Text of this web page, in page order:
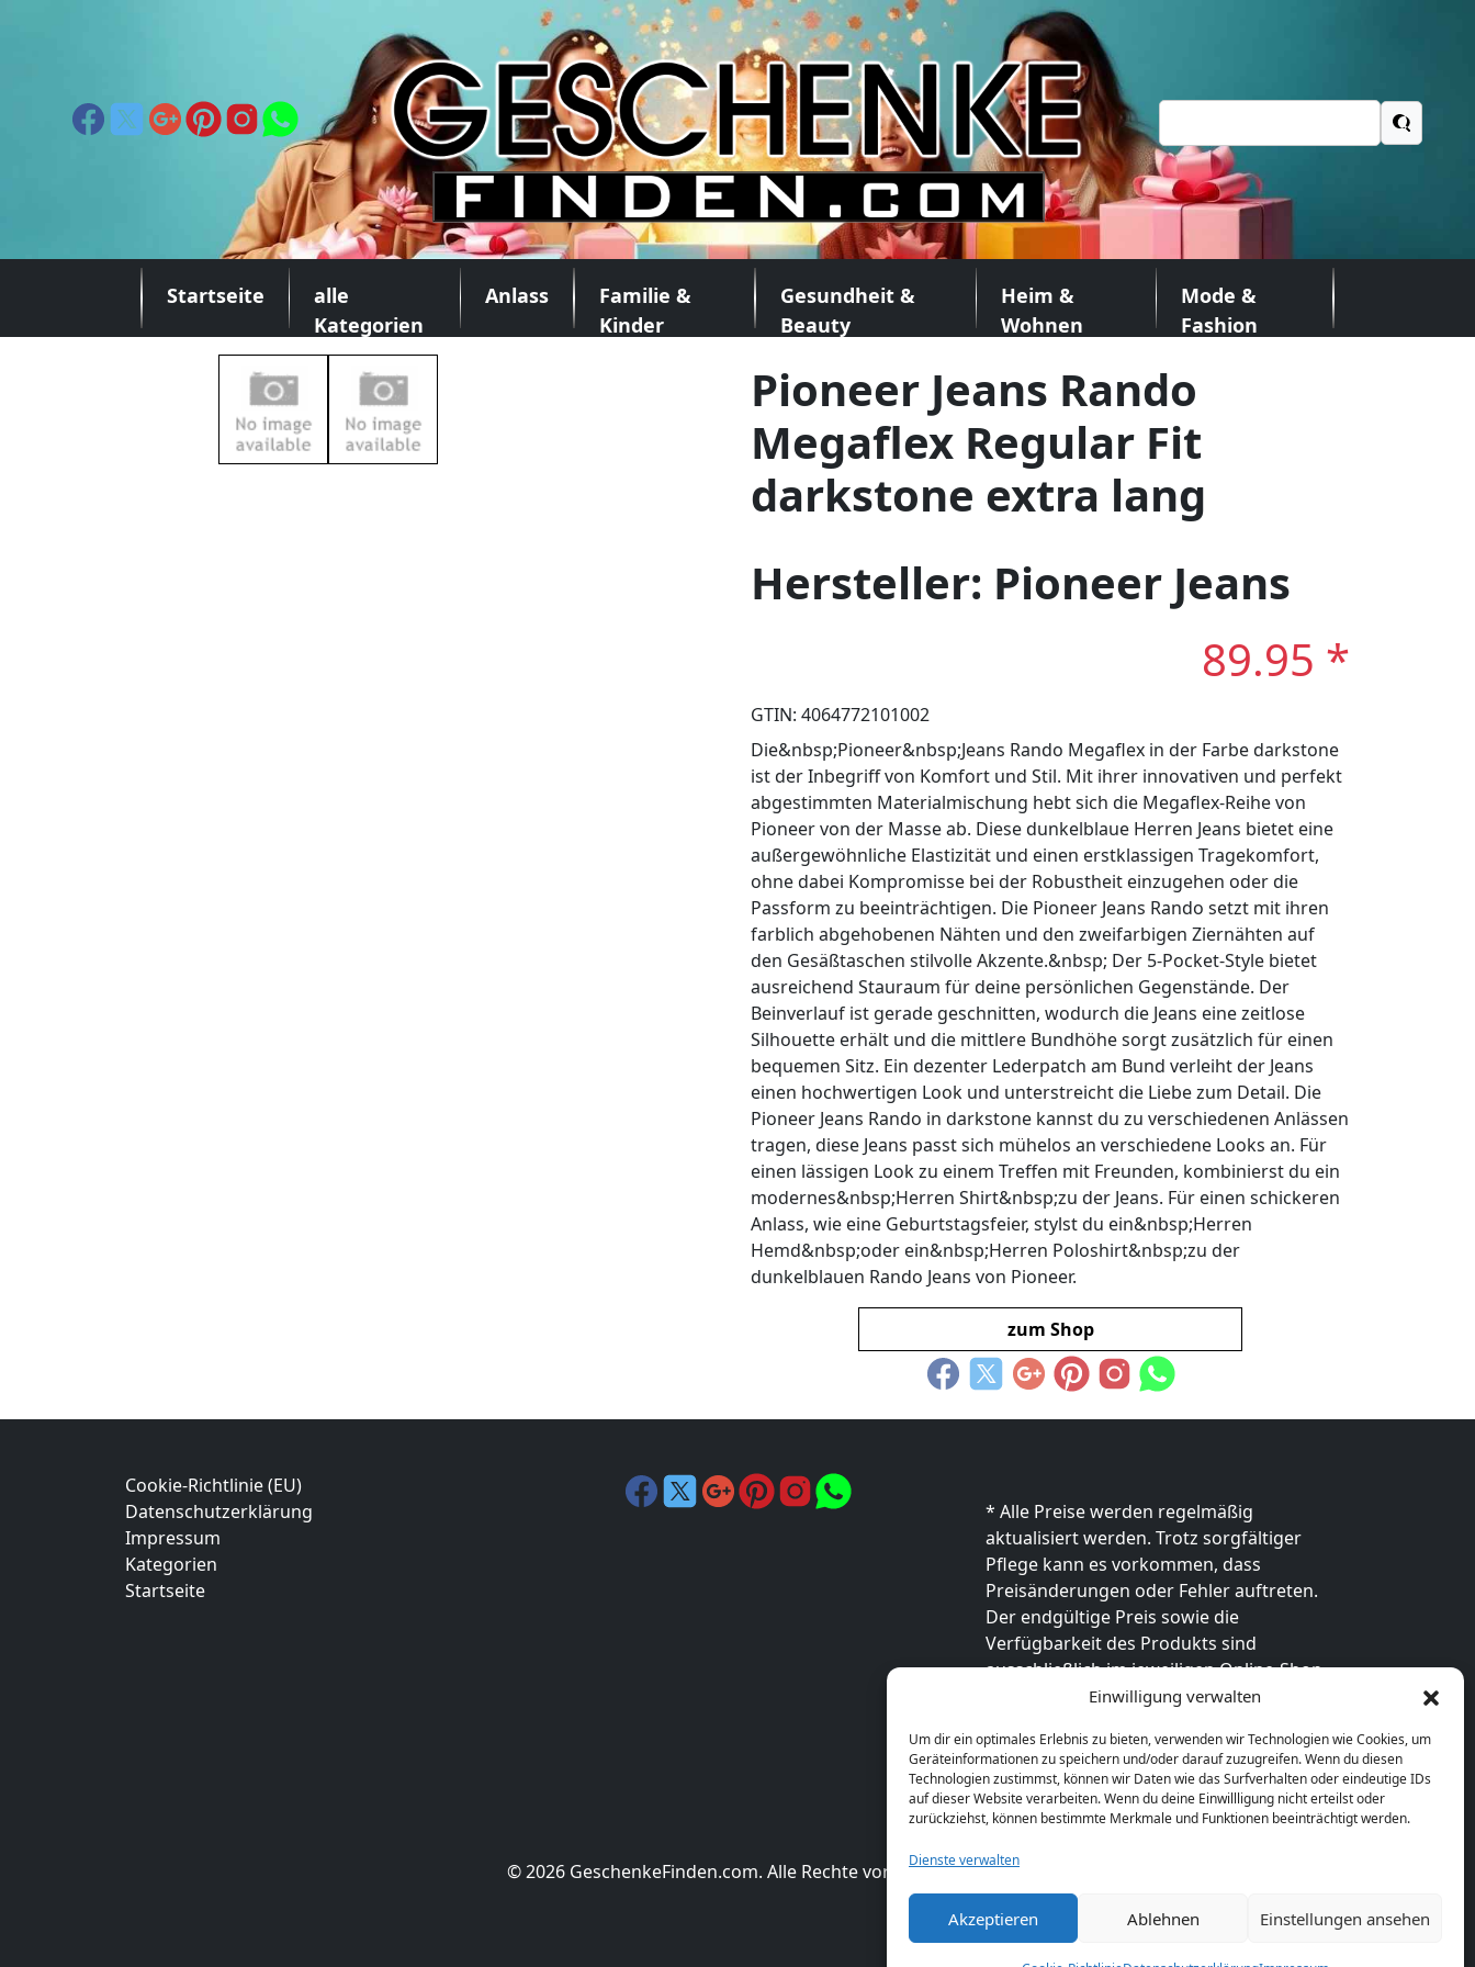
Einwilligung verwalten
Um dir ein optimales Erlebnis zu bieten, verwenden wir Technologien wie Cookies, um
Geräteinformationen zu speichern und/oder darauf zuzugreifen. Wenn du diesen
Technologien zustimmst, können wir Daten wie das Surfverhalten oder eindeutige IDs
auf dieser Website verarbeiten. Wenn du deine Einwillligung nicht erteilst oder
zurückziehst, können bestimmte Merkmale und Funktionen beeinträchtigt werden.
Dienste verwalten
Akzeptieren Ablehnen Einstellungen ansehen
nach:
Startseite
alle
Kategorien
Anlass
Familie &
Kinder
Gesundheit &
Beauty
Heim &
Wohnen
Mode &
Fashion
Pioneer Jeans Rando
Megaflex Regular Fit
darkstone extra lang
Hersteller: Pioneer Jeans
89.95 *
GTIN: 4064772101002
Die&nbsp;Pioneer&nbsp;Jeans Rando Megaflex in der Farbe darkstone
ist der Inbegriff von Komfort und Stil. Mit ihrer innovativen und perfekt
abgestimmten Materialmischung hebt sich die Megaflex-Reihe von
Pioneer von der Masse ab. Diese dunkelblaue Herren Jeans bietet eine
außergewöhnliche Elastizität und einen erstklassigen Tragekomfort,
ohne dabei Kompromisse bei der Robustheit einzugehen oder die
Passform zu beeinträchtigen. Die Pioneer Jeans Rando setzt mit ihren
farblich abgehobenen Nähten und den zweifarbigen Ziernähten auf
den Gesäßtaschen stilvolle Akzente.&nbsp; Der 5-Pocket-Style bietet
ausreichend Stauraum für deine persönlichen Gegenstände. Der
Beinverlauf ist gerade geschnitten, wodurch die Jeans eine zeitlose
Silhouette erhält und die mittlere Bundhöhe sorgt zusätzlich für einen
bequemen Sitz. Ein dezenter Lederpatch am Bund verleiht der Jeans
einen hochwertigen Look und unterstreicht die Liebe zum Detail. Die
Pioneer Jeans Rando in darkstone kannst du zu verschiedenen Anlässen
tragen, diese Jeans passt sich mühelos an verschiedene Looks an. Für
einen lässigen Look zu einem Treffen mit Freunden, kombinierst du ein
modernes&nbsp;Herren Shirt&nbsp;zu der Jeans. Für einen schickeren
Anlass, wie eine Geburtstagsfeier, stylst du ein&nbsp;Herren
Hemd&nbsp;oder ein&nbsp;Herren Poloshirt&nbsp;zu der
dunkelblauen Rando Jeans von Pioneer.
zum Shop
Cookie-Richtlinie (EU)
Datenschutzerklärung
Impressum
Kategorien
Startseite
* Alle Preise werden regelmäßig
aktualisiert werden. Trotz sorgfältiger
Pflege kann es vorkommen, dass
Preisänderungen oder Fehler auftreten.
Der endgültige Preis sowie die
Verfügbarkeit des Produkts sind
ausschließlich im jeweiligen Online-Shop
des Anbieters verbindlich. Bitte
beim Händler.
© 2026 GeschenkeFinden.com. Alle Rechte vorbehalten.